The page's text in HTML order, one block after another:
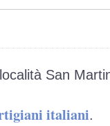
San
italiani.